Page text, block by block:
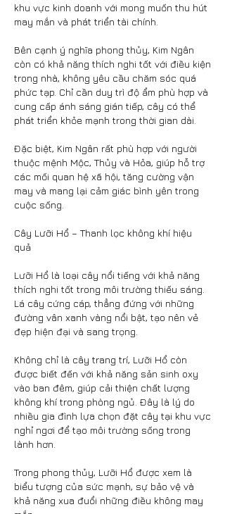
khu vực kinh doanh với mong muốn thu hút
may mắn và phát triển tài chính.
Bên cạnh ý nghĩa phong thủy, Kim Ngân
còn có khả năng thích nghi tốt với điều kiện
trong nhà, không yêu cầu chăm sóc quá
phức tạp. Chỉ cần duy trì độ ẩm phù hợp và
cung cấp ánh sáng gián tiếp, cây có thể
phát triển khỏe mạnh trong thời gian dài.
Đặc biệt, Kim Ngân rất phù hợp với người
thuộc mệnh Mộc, Thủy và Hỏa, giúp hỗ trợ
các mối quan hệ xã hội, tăng cường vận
may và mang lại cảm giác bình yên trong
cuộc sống.
Cây Lưỡi Hổ – Thanh lọc không khí hiệu
quả
Lưỡi Hổ là loại cây nổi tiếng với khả năng
thích nghi tốt trong môi trường thiếu sáng.
Lá cây cứng cáp, thẳng đứng với những
đường vân xanh vàng nổi bật, tạo nên vẻ
đẹp hiện đại và sang trọng.
Không chỉ là cây trang trí, Lưỡi Hổ còn
được biết đến với khả năng sản sinh oxy
vào ban đêm, giúp cải thiện chất lượng
không khí trong phòng ngủ. Đây là lý do
nhiều gia đình lựa chọn đặt cây tại khu vực
nghỉ ngơi để tạo môi trường sống trong
lành hơn.
Trong phong thủy, Lưỡi Hổ được xem là
biểu tượng của sức mạnh, sự bảo vệ và
khả năng xua đuổi những điều không may